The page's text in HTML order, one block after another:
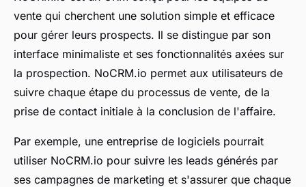
vente qui cherchent une solution simple et efficace
pour gérer leurs prospects. Il se distingue par son
interface minimaliste et ses fonctionnalités axées sur
la prospection. NoCRM.io permet aux utilisateurs de
suivre chaque étape du processus de vente, de la
prise de contact initiale à la conclusion de l'affaire.
Par exemple, une entreprise de logiciels pourrait
utiliser NoCRM.io pour suivre les leads générés par
ses campagnes de marketing et s'assurer que chaque